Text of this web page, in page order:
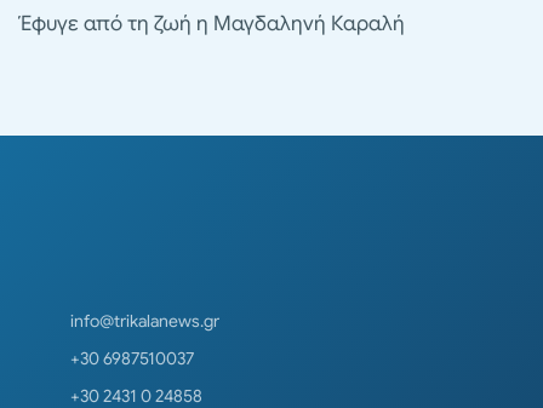
Έφυγε από τη ζωή η Μαγδαληνή Καραλή
info@trikalanews.gr
+30 6987510037
+30 2431 0 24858